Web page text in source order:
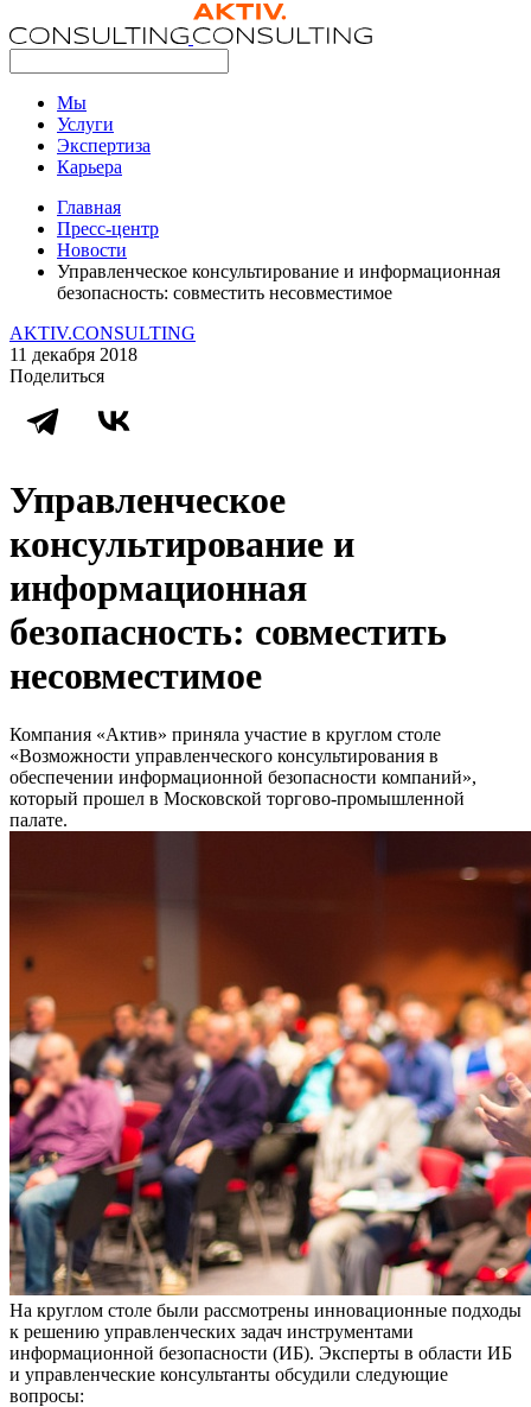
Мы
Услуги
Экспертиза
Карьера
Главная
Пресс-центр
Новости
Управленческое консультирование и информационная
безопасность: совместить несовместимое
AKTIV.CONSULTING
11 декабря 2018
Поделиться
Управленческое
консультирование и
информационная
безопасность: совместить
несовместимое
Компания «Актив» приняла участие в круглом столе
«Возможности управленческого консультирования в
обеспечении информационной безопасности компаний»,
который прошел в Московской торгово-промышленной
палате.
На круглом столе были рассмотрены инновационные подходы
к решению управленческих задач инструментами
информационной безопасности (ИБ). Эксперты в области ИБ
и управленческие консультанты обсудили следующие
вопросы: